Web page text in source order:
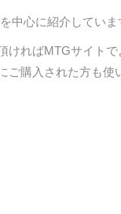
中心に紹介していま
ればMTGサイト
ご購入された方も使